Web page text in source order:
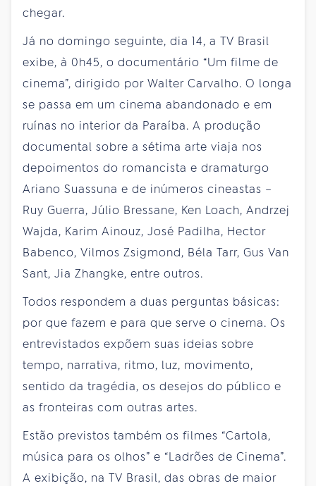
chegar.
Já no domingo seguinte, dia 14, a TV Brasil
exibe, à 0h45, o documentário “Um filme de
cinema”, dirigido por Walter Carvalho. O longa
se passa em um cinema abandonado e em
ruínas no interior da Paraíba. A produção
documental sobre a sétima arte viaja nos
depoimentos do romancista e dramaturgo
Ariano Suassuna e de inúmeros cineastas –
Ruy Guerra, Júlio Bressane, Ken Loach, Andrzej
Wajda, Karim Ainouz, José Padilha, Hector
Babenco, Vilmos Zsigmond, Béla Tarr, Gus Van
Sant, Jia Zhangke, entre outros.
Todos respondem a duas perguntas básicas:
por que fazem e para que serve o cinema. Os
entrevistados expõem suas ideias sobre
tempo, narrativa, ritmo, luz, movimento,
sentido da tragédia, os desejos do público e
as fronteiras com outras artes.
Estão previstos também os filmes “Cartola,
música para os olhos” e “Ladrões de Cinema”.
A exibição, na TV Brasil, das obras de maior